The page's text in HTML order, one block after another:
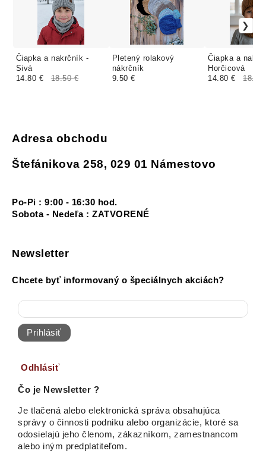
Čiapka a nakrčník -
Sivá
14.80 € 18.50 €
Pletený rolakový
nákrčník
9.50 €
Čiapka a
Horčicová
14.80 € 18.50
Adresa obchodu
Štefánikova 258, 029 01 Námestovo
Po-Pi : 9:00 - 16:30 hod.
Sobota - Nedeľa : ZATVORENÉ
Newsletter
Chcete byť informovaný o špeciálnych akciách?
Prihlásiť
Odhlásiť
Čo je Newsletter ?
Je tlačená alebo elektronická správa obsahujúca
správy o činnosti podniku alebo organizácie, ktoré sa
odosielajú jeho členom, zákazníkom, zamestnancom
alebo iným predplatiteľom.